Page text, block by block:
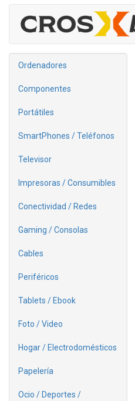
Ordenadores
Componentes
Portátiles
SmartPhones / Teléfonos
Televisor
Impresoras / Consumibles
Conectividad / Redes
Gaming / Consolas
Cables
Periféricos
Tablets / Ebook
Foto / Video
Hogar / Electrodomésticos
Papelería
Ocio / Deportes /